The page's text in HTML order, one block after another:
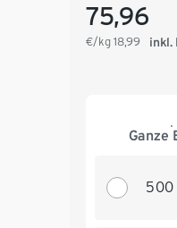
75,96
€/kg18,99 inkl.
Ganze
500